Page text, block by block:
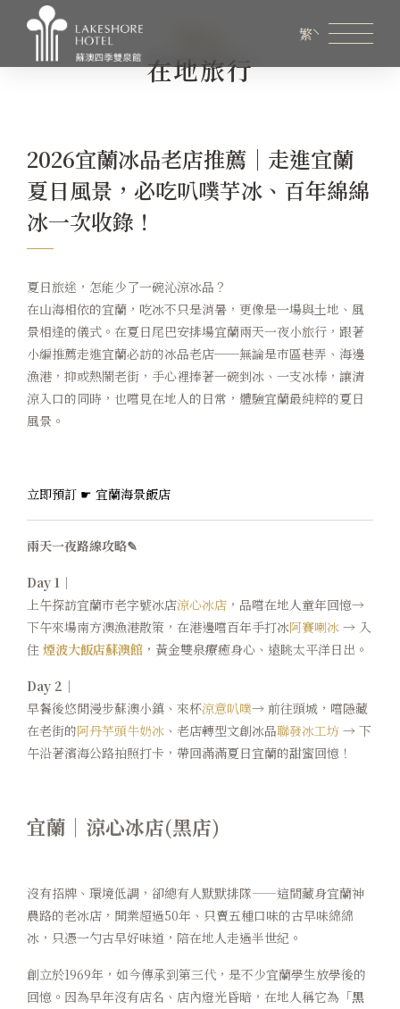
繁
在地旅行
2026宜蘭冰品老店推薦｜走進宜蘭
夏日風景，必吃叭噗芋冰、百年綿綿
冰一次收錄！
夏日旅途，怎能少了一碗沁涼冰品？
在山海相依的宜蘭，吃冰不只是消暑，更像是一場與土地、風
景相逢的儀式。在夏日尾巴安排場宜蘭兩天一夜小旅行，跟著
小編推薦走進宜蘭必訪的冰品老店──無論是市區巷弄、海邊
漁港，抑或熱鬧老街，手心裡捧著一碗剉冰、一支冰棒，讓清
涼入口的同時，也嚐見在地人的日常，體驗宜蘭最純粹的夏日
風景。
立即預訂 ☛ 宜蘭海景飯店
兩天一夜路線攻略✎
Day 1｜
上午探訪宜蘭市老字號冰店涼心冰店 ，品嚐在地人童年回憶→
下午來場南方澳漁港散策，在港邊嚐百年手打冰阿賽喇冰 → 入
住 煙波大飯店蘇澳館 ，黃金雙泉療癒身心、遠眺太平洋日出。
Day 2｜
早餐後悠閒漫步蘇澳小鎮、來杯涼意叭噗→ 前往頭城，嚐隱藏
在老街的阿丹芋頭牛奶冰 、老店轉型文創冰品聯發冰工坊 → 下
午沿著濱海公路拍照打卡，帶回滿滿夏日宜蘭的甜蜜回憶！
宜蘭｜涼心冰店(黑店)
沒有招牌、環境低調，卻總有人默默排隊——這間藏身宜蘭神
農路的老冰店，開業超過50年、只賣五種口味的古早味綿綿
冰，只憑一勺古早好味道，陪在地人走過半世紀 。
創立於1969年，如今傳承到第三代，是不少宜蘭學生放學後的
回憶。因為早年沒有店名、店內燈光昏暗，在地人稱它為「黑
關於煙波
客房資訊
餐飲美饌
商務會議
新訊優惠
設施服務
煙波早午餐
永續專區
常見問題
聯絡我們
煙波顧客評論